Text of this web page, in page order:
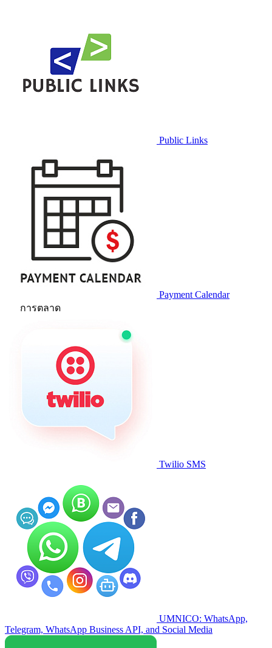
Public Links
Payment Calendar
การตลาด
Twilio SMS
UMNICO: WhatsApp,
Telegram, WhatsApp Business API, and Social Media